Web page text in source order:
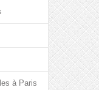
à Paris